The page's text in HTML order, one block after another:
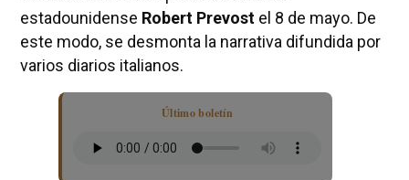
estadounidense Robert Prevostel 8 de mayo. De
este modo, se desmonta la narrativa difundida por
varios diarios italianos.
Último boletín